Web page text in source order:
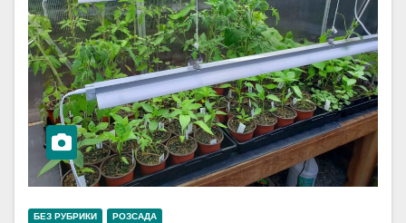
БЕЗ РУБРИКИ РОЗСАДА